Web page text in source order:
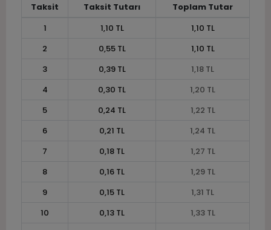
Taksit Taksit Tutarı
Toplam Tutar
1
1,10 TL
1,10 TL
2
0,55 TL
1,10 TL
3
0,39 TL
1,18 TL
4
0,30 TL
1,20 TL
5
0,24 TL
1,22 TL
6
0,21 TL
1,24 TL
7
0,18 TL
1,27 TL
8
0,16 TL
1,29 TL
9
0,15 TL
1,31 TL
10
0,13 TL
1,33 TL